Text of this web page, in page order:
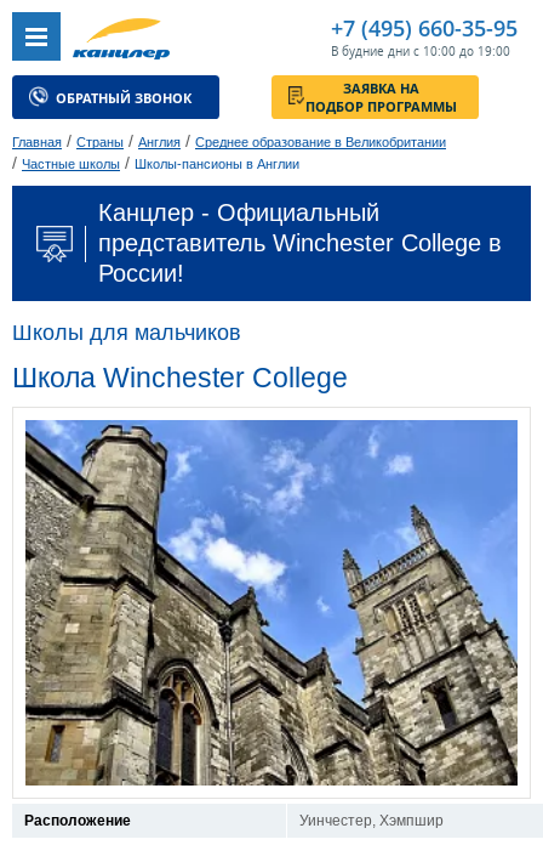
+7 (495) 660-35-95
В будние дни с 10:00 до 19:00
ОБРАТНЫЙ ЗВОНОК
ЗАЯВКА НА
ПОДБОР ПРОГРАММЫ
Главная / Страны / Англия / Среднее образование в Великобритании
/ Частные школы / Школы-пансионы в Англии
Канцлер - Официальный
представитель Winchester College в
России!
Школы для мальчиков
Школа Winchester College
Расположение
Уинчестер, Хэмпшир